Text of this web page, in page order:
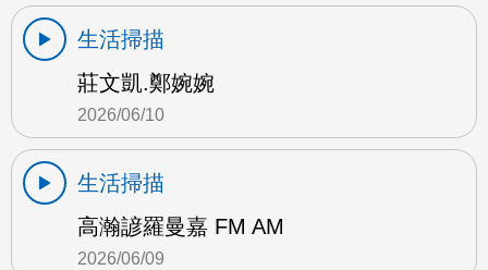
生活掃描
莊文凱.鄭婉婉
2026/06/10
生活掃描
高瀚諺羅曼嘉 FM AM
2026/06/09